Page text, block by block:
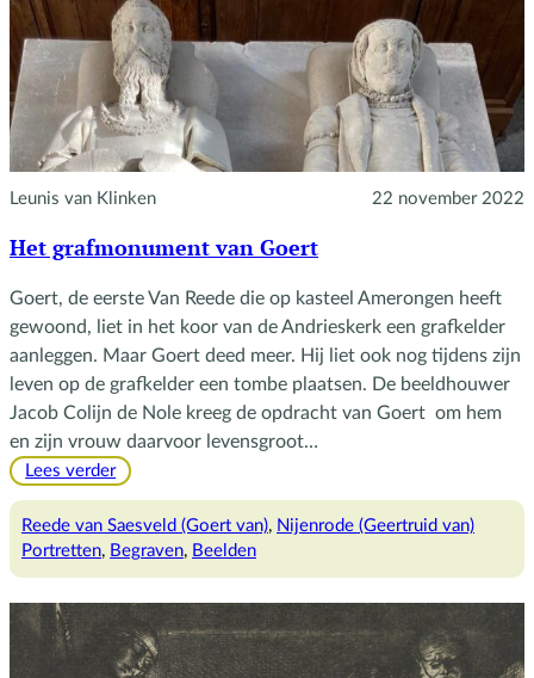
oorlog
Leunis van Klinken 22 november 2022
Het grafmonument van Goert
Goert, de eerste Van Reede die op kasteel Amerongen heeft
gewoond, liet in het koor van de Andrieskerk een grafkelder
aanleggen. Maar Goert deed meer. Hij liet ook nog tijdens zijn
leven op de grafkelder een tombe plaatsen. De beeldhouwer
Jacob Colijn de Nole kreeg de opdracht van Goert om hem
en zijn vrouw daarvoor levensgroot…
Lees verder:
grafmonument
van
Reede van Saesveld (Goert van), Nijenrode (Geertruid van)
Portretten, Begraven, Beelden